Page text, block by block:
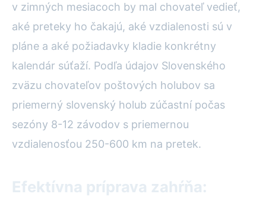
v zimných mesiacoch by mal chovateľ vedieť,
aké preteky ho čakajú, aké vzdialenosti sú v
pláne a aké požiadavky kladie konkrétny
kalendár súťaží. Podľa údajov Slovenského
zväzu chovateľov poštových holubov sa
priemerný slovenský holub zúčastní počas
sezóny 8-12 závodov s priemernou
vzdialenosťou 250-600 km na pretek.
Efektívna príprava zahŕňa: